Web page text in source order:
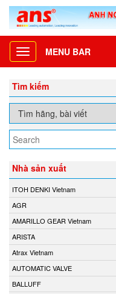
Toggle
navigation
MENU BAR
Tìm kiếm
Nhà sản xuất
ITOH DENKI Vietnam
AGR
AMARILLO GEAR Vietnam
ARISTA
Atrax Vietnam
AUTOMATIC VALVE
BALLUFF